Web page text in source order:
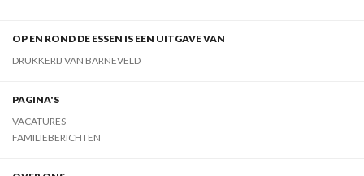
OP EN ROND DE ESSEN IS EEN UITGAVE VAN
DRUKKERIJ VAN BARNEVELD
PAGINA'S
VACATURES
FAMILIEBERICHTEN